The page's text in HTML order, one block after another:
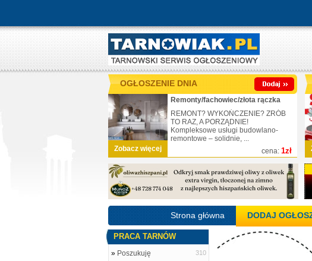
OGŁOSZENIE DNIA
Zobacz więcej cena: 1zł
Remonty/fachowiec/złota rączka
REMONT? WYKOŃCZENIE? ZRÓB
TO RAZ, A PORZĄDNIE!
Kompleksowe usługi budowlano-
remontowe – solidnie, ...
Strona główna DODAJ
PRACA TARNÓW
» Poszukuję 310